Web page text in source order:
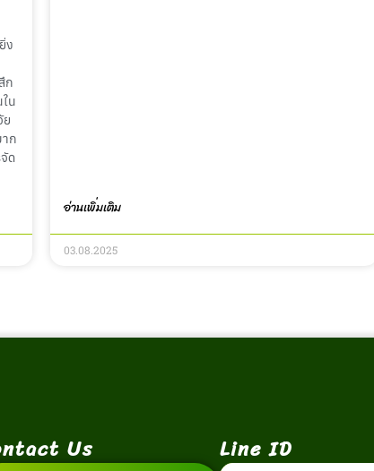
ง
ก
น
ย
ก
ด
อ่านเพิ่มเติม
03.08.2025
Us Line ID